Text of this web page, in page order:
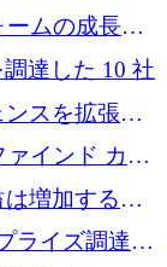
ムの成長に
達した 10 社
スを拡張す
保
インド カメ
シリーズ A
は増加するも
ライズ調達プ